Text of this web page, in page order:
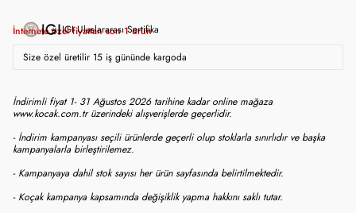
İnternete özel fiyattan son1ürün
IGI Uluslararası Sertifika
Size özel üretilir 15 iş gününde kargoda
İndirimli fiyat 1- 31 Ağustos 2026 tarihine kadar online mağaza
www.kocak.com.tr üzerindeki alışverişlerde geçerlidir.
- İndirim kampanyası seçili ürünlerde geçerli olup stoklarla sınırlıdır ve başka
kampanyalarla birleştirilemez.
- Kampanyaya dahil stok sayısı her ürün sayfasında belirtilmektedir.
- Koçak kampanya kapsamında değişiklik yapma hakkını saklı tutar.